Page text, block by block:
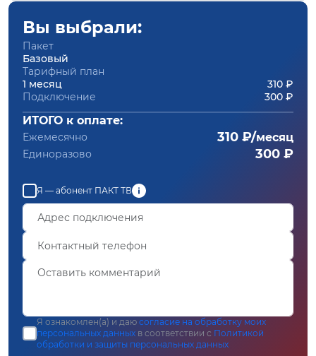
Вы выбрали:
Пакет
Базовый
Тарифный план
1 месяц
310 ₽
Подключение
300 ₽
ИТОГО к оплате:
Ежемесячно 310 ₽/месяц
Единоразово 300 ₽
Я — абонент ПАКТ ТВ
Я ознакомлен(а) и даю согласие на обработку моих
персональных данных в соответствии с Политикой
обработки и защиты персональных данных